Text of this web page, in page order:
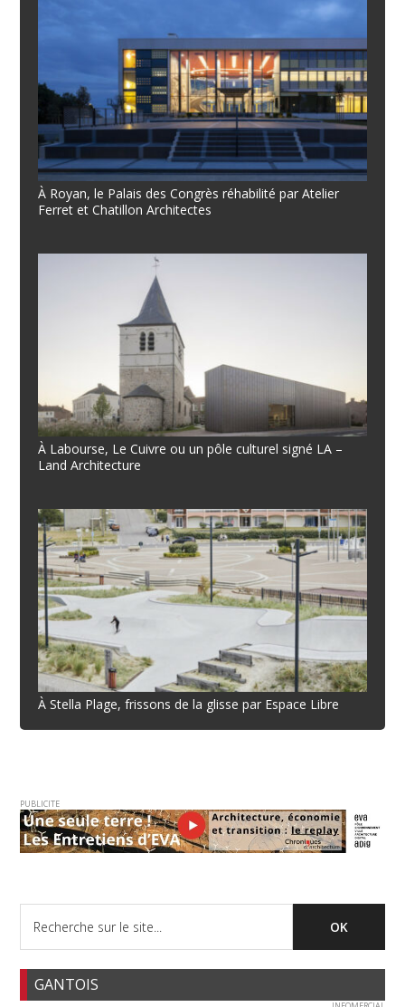
À Royan, le Palais des Congrès réhabilité par Atelier
Ferret et Chatillon Architectes
À Labourse, Le Cuivre ou un pôle culturel signé LA –
Land Architecture
À Stella Plage, frissons de la glisse par Espace Libre
PUBLICITE
GANTOIS